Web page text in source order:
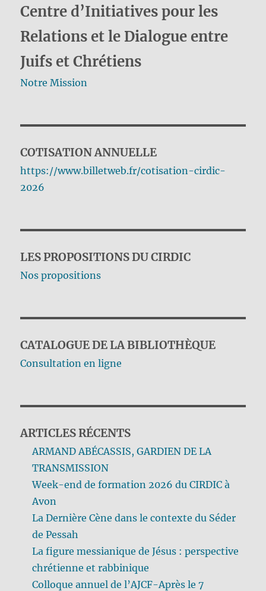
Centre d’Initiatives pour les
Relations et le Dialogue entre
Juifs et Chrétiens
Notre Mission
COTISATION ANNUELLE
https://www.billetweb.fr/cotisation-cirdic-
2026
LES PROPOSITIONS DU CIRDIC
Nos propositions
CATALOGUE DE LA BIBLIOTHÈQUE
Consultation en ligne
ARTICLES RÉCENTS
ARMAND ABÉCASSIS, GARDIEN DE LA
TRANSMISSION
Week-end de formation 2026 du CIRDIC à
Avon
La Dernière Cène dans le contexte du Séder
de Pessah
La figure messianique de Jésus : perspective
chrétienne et rabbinique
Colloque annuel de l’AJCF-Après le 7